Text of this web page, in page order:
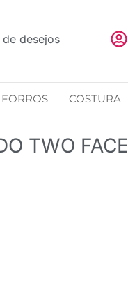
de desejos
FORROS COSTURA
TWO FACE